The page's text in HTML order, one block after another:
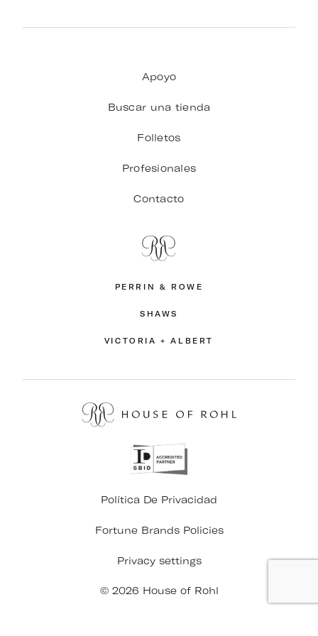
Apoyo
Buscar una tienda
Folletos
Profesionales
Contacto
PERRIN & ROWE
SHAWS
VICTORIA + ALBERT
Política De Privacidad
Fortune Brands Policies
Privacy settings
© 2026 House of Rohl